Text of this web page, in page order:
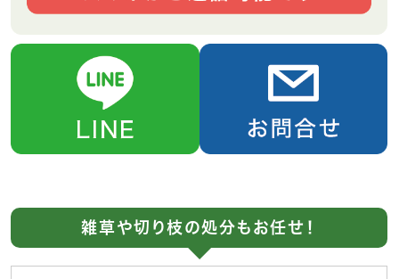
雑草や切り枝の処分もお任せ！